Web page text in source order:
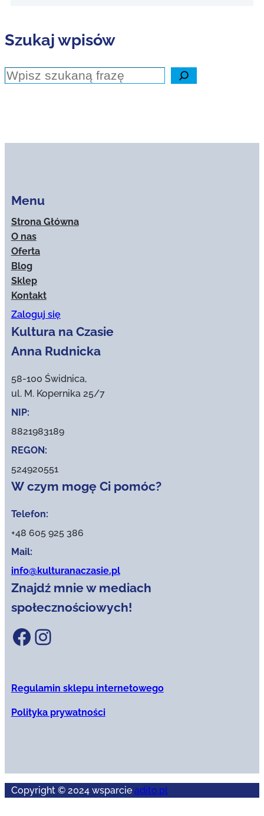
Szukaj wpisów
Szukaj
Menu
Strona Główna
O nas
Oferta
Blog
Sklep
Kontakt
Zaloguj się
Kultura na Czasie
Anna Rudnicka
58-100 Świdnica,
ul. M. Kopernika 25/7
NIP:
8821983189
REGON:
524920551
W czym mogę Ci pomóc?
Telefon:
+48 605 925 386
Mail:
info@kulturanaczasie.pl
Znajdź mnie w mediach
społecznościowych!
Facebook Instagram
Regulamin sklepu internetowego
Polityka prywatności
Copyright © 2024 wsparcie adito.pl